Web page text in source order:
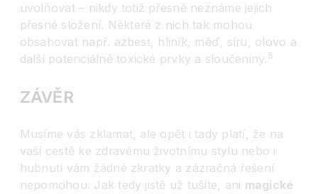
uvolňovat – nikdy totiž přesně neznáme jejich
přesné složení. Některé z nich tak mohou
obsahovat např. azbest, hliník, měď, síru, olovo a
další potenciálně toxické prvky a sloučeniny. 5
ZÁVĚR
Musíme vás zklamat, ale opět i tady platí, že na
vaší cestě ke zdravému životnímu stylu nebo i
hubnutí vám žádné zkratky a zázračná řešení
nepomohou. Jak tedy jistě už tušíte, ani magické